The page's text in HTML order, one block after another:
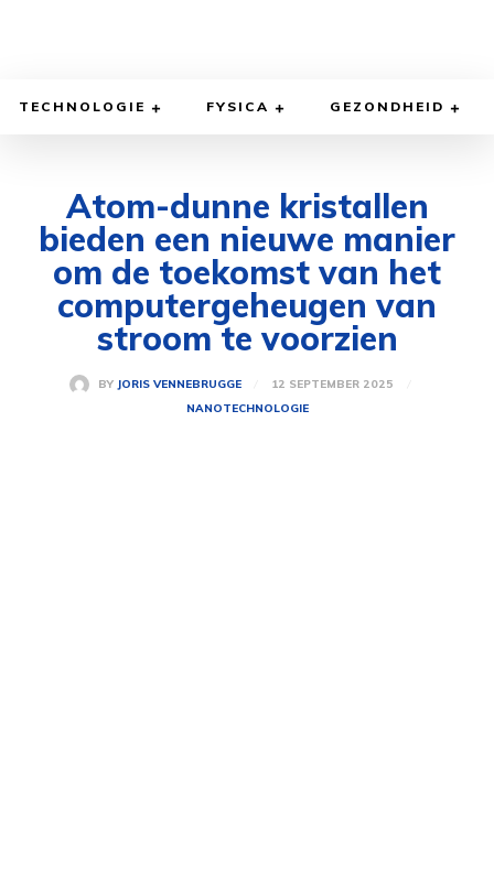
TECHNOLOGIE FYSICA GEZONDHEID
Atom-dunne kristallen
bieden een nieuwe manier
om de toekomst van het
computergeheugen van
stroom te voorzien
BY JORIS VENNEBRUGGE
12 SEPTEMBER 2025
NANOTECHNOLOGIE